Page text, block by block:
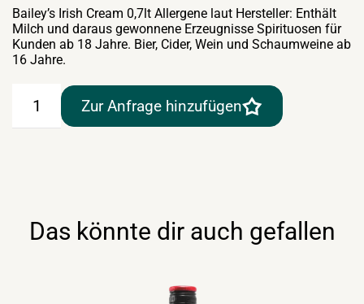
Bailey’s Irish Cream 0,7lt Allergene laut Hersteller: Enthält
Milch und daraus gewonnene Erzeugnisse Spirituosen für
Kunden ab 18 Jahre. Bier, Cider, Wein und Schaumweine ab
16 Jahre.
Irish
Zur Anfrage hinzufügen
Das könnte dir auch gefallen